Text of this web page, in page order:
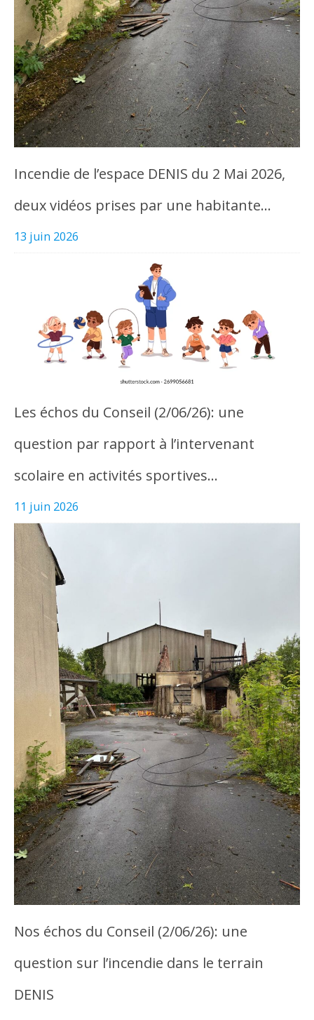
Incendie de l’espace DENIS du 2 Mai 2026,
deux vidéos prises par une habitante…
13 juin 2026
Les échos du Conseil (2/06/26): une
question par rapport à l’intervenant
scolaire en activités sportives…
11 juin 2026
Nos échos du Conseil (2/06/26): une
question sur l’incendie dans le terrain
DENIS